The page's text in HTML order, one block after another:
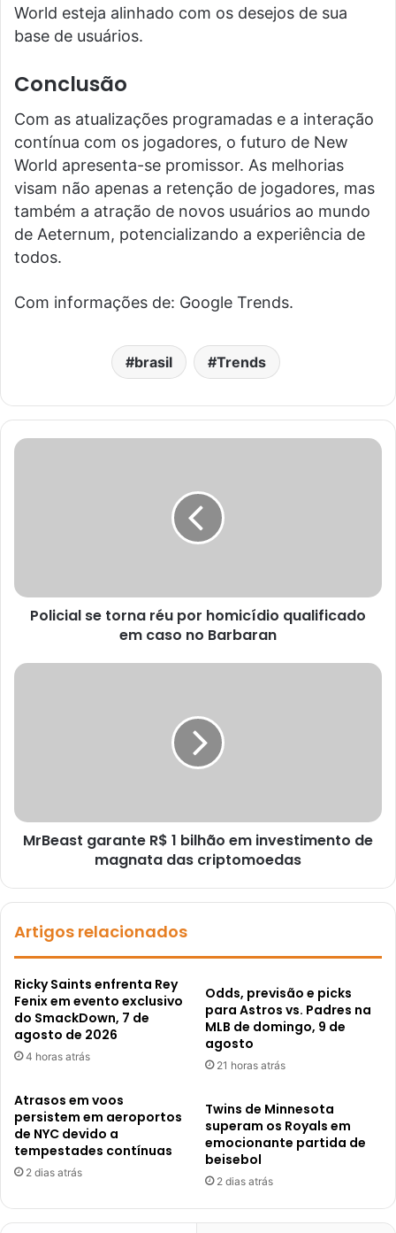
World esteja alinhado com os desejos de sua
base de usuários.
Conclusão
Com as atualizações programadas e a interação
contínua com os jogadores, o futuro de New
World apresenta-se promissor. As melhorias
visam não apenas a retenção de jogadores, mas
também a atração de novos usuários ao mundo
de Aeternum, potencializando a experiência de
todos.
Com informações de: Google Trends.
brasil Trends
Policial se torna réu por homicídio qualificado
em caso no Barbaran
MrBeast garante R$ 1 bilhão em investimento de
magnata das criptomoedas
Artigos relacionados
Ricky Saints enfrenta Rey
Fenix em evento exclusivo
do SmackDown, 7 de
agosto de 2026
4 horas atrás
Odds, previsão e picks
para Astros vs. Padres na
MLB de domingo, 9 de
agosto
21 horas atrás
Atrasos em voos
persistem em aeroportos
de NYC devido a
tempestades contínuas
2 dias atrás
Twins de Minnesota
superam os Royals em
emocionante partida de
beisebol
2 dias atrás